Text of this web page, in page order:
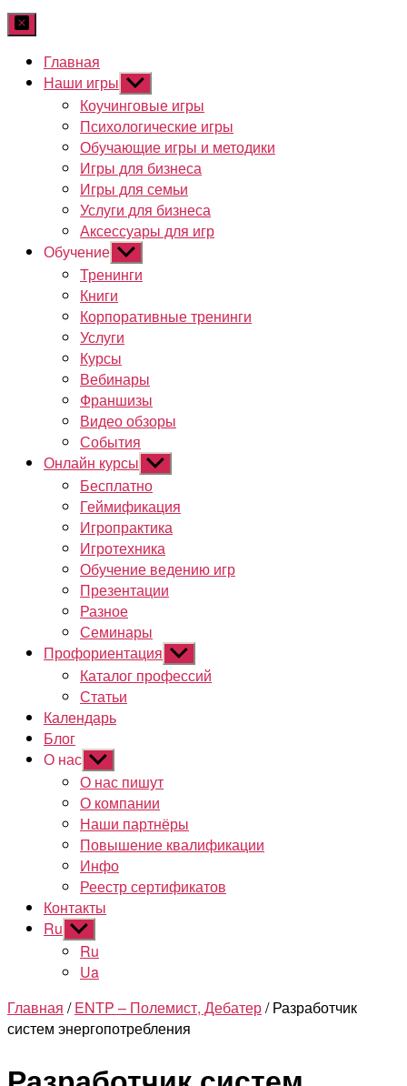
Главная
Наши игры Показывать
подменю
Коучинговые игры
Психологические игры
Обучающие игры и методики
Игры для бизнеса
Игры для семьи
Услуги для бизнеса
Аксессуары для игр
Обучение Показывать
подменю
Тренинги
Книги
Корпоративные тренинги
Услуги
Курсы
Вебинары
Франшизы
Видео обзоры
События
Онлайн курсы Показывать
подменю
Бесплатно
Геймификация
Игропрактика
Игротехника
Обучение ведению игр
Презентации
Разное
Семинары
Профориентация Показывать
подменю
Каталог профессий
Статьи
Календарь
Блог
О нас Показывать
подменю
О нас пишут
О компании
Наши партнёры
Повышение квалификации
Инфо
Реестр сертификатов
Контакты
Ru Показывать
подменю
Ru
Ua
Главная /ENTP – Полемист, Дебатер/ Разработчик
систем энергопотребления